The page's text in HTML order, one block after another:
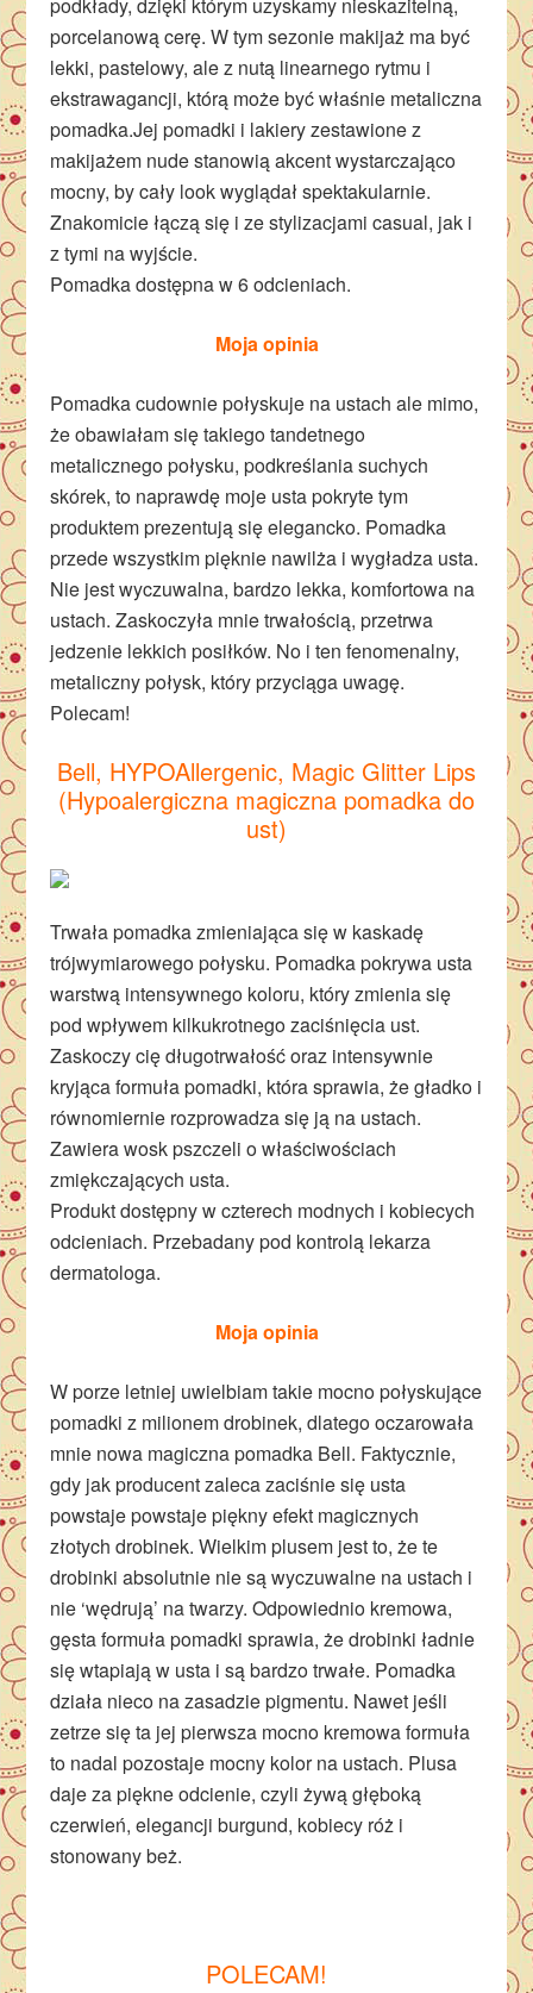
porcelanową cerę. W tym sezonie makijaż ma być
lekki, pastelowy, ale z nutą linearnego rytmu i
ekstrawagancji, którą może być właśnie metaliczna
pomadka.Jej pomadki i lakiery zestawione z
makijażem nude stanowią akcent wystarczająco
mocny, by cały look wyglądał spektakularnie.
Znakomicie łączą się i ze stylizacjami casual, jak i
z tymi na wyjście.
Pomadka dostępna w 6 odcieniach.
Moja opinia
Pomadka cudownie połyskuje na ustach ale mimo,
że obawiałam się takiego tandetnego
metalicznego połysku, podkreślania suchych
skórek, to naprawdę moje usta pokryte tym
produktem prezentują się elegancko. Pomadka
przede wszystkim pięknie nawilża i wygładza usta.
Nie jest wyczuwalna, bardzo lekka, komfortowa na
ustach. Zaskoczyła mnie trwałością, przetrwa
jedzenie lekkich posiłków. No i ten fenomenalny,
metaliczny połysk, który przyciąga uwagę.
Polecam!
Bell, HYPOAllergenic, Magic Glitter Lips
(Hypoalergiczna magiczna pomadka do
ust)
Trwała pomadka zmieniająca się w kaskadę
trójwymiarowego połysku. Pomadka pokrywa usta
warstwą intensywnego koloru, który zmienia się
pod wpływem kilkukrotnego zaciśnięcia ust.
Zaskoczy cię długotrwałość oraz intensywnie
kryjąca formuła pomadki, która sprawia, że gładko i
równomiernie rozprowadza się ją na ustach.
Zawiera wosk pszczeli o właściwościach
zmiękczających usta.
Produkt dostępny w czterech modnych i kobiecych
odcieniach. Przebadany pod kontrolą lekarza
dermatologa.
Moja opinia
W porze letniej uwielbiam takie mocno połyskujące
pomadki z milionem drobinek, dlatego oczarowała
mnie nowa magiczna pomadka Bell. Faktycznie,
gdy jak producent zaleca zaciśnie się usta
powstaje powstaje piękny efekt magicznych
złotych drobinek. Wielkim plusem jest to, że te
drobinki absolutnie nie są wyczuwalne na ustach i
nie ‘wędrują’ na twarzy. Odpowiednio kremowa,
gęsta formuła pomadki sprawia, że drobinki ładnie
się wtapiają w usta i są bardzo trwałe. Pomadka
działa nieco na zasadzie pigmentu. Nawet jeśli
zetrze się ta jej pierwsza mocno kremowa formuła
to nadal pozostaje mocny kolor na ustach. Plusa
daje za piękne odcienie, czyli żywą głęboką
czerwień, elegancji burgund, kobiecy róż i
stonowany beż.
POLECAM!